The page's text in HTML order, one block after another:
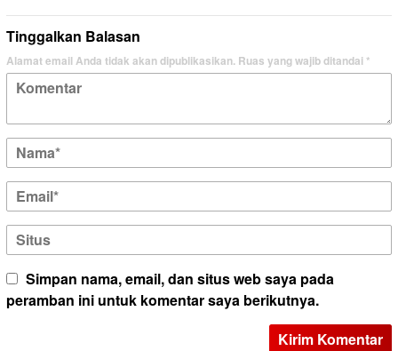
Tinggalkan Balasan
Alamat email Anda tidak akan dipublikasikan. Ruas yang wajib ditandai*
Simpan nama, email, dan situs web saya pada
peramban ini untuk komentar saya berikutnya.